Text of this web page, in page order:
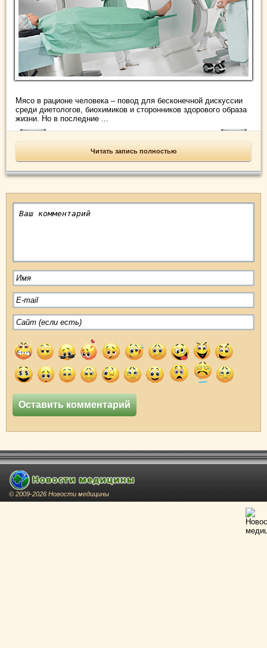
Мясо в рационе человека – повод для бесконечной дискуссии
среди диетологов, биохимиков и сторонников здорового образа
жизни. Но в последние ...
Читать запись полностью
© 2009-2026 Новости медицины